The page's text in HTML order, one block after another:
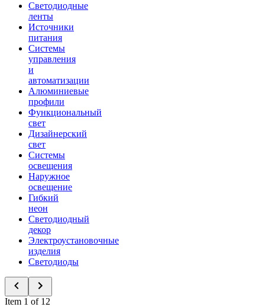
Светодиодные
ленты
Источники
питания
Системы
управления
и
автоматизации
Алюминиевые
профили
Функциональный
свет
Дизайнерский
свет
Системы
освещения
Наружное
освещение
Гибкий
неон
Светодиодный
декор
Электроустановочные
изделия
Светодиоды
Item 1 of 12